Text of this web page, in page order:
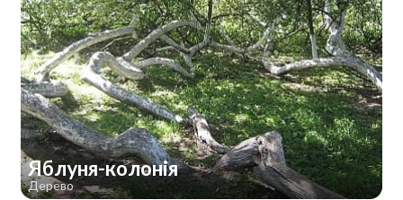
Яблуня-колонія
Дерево